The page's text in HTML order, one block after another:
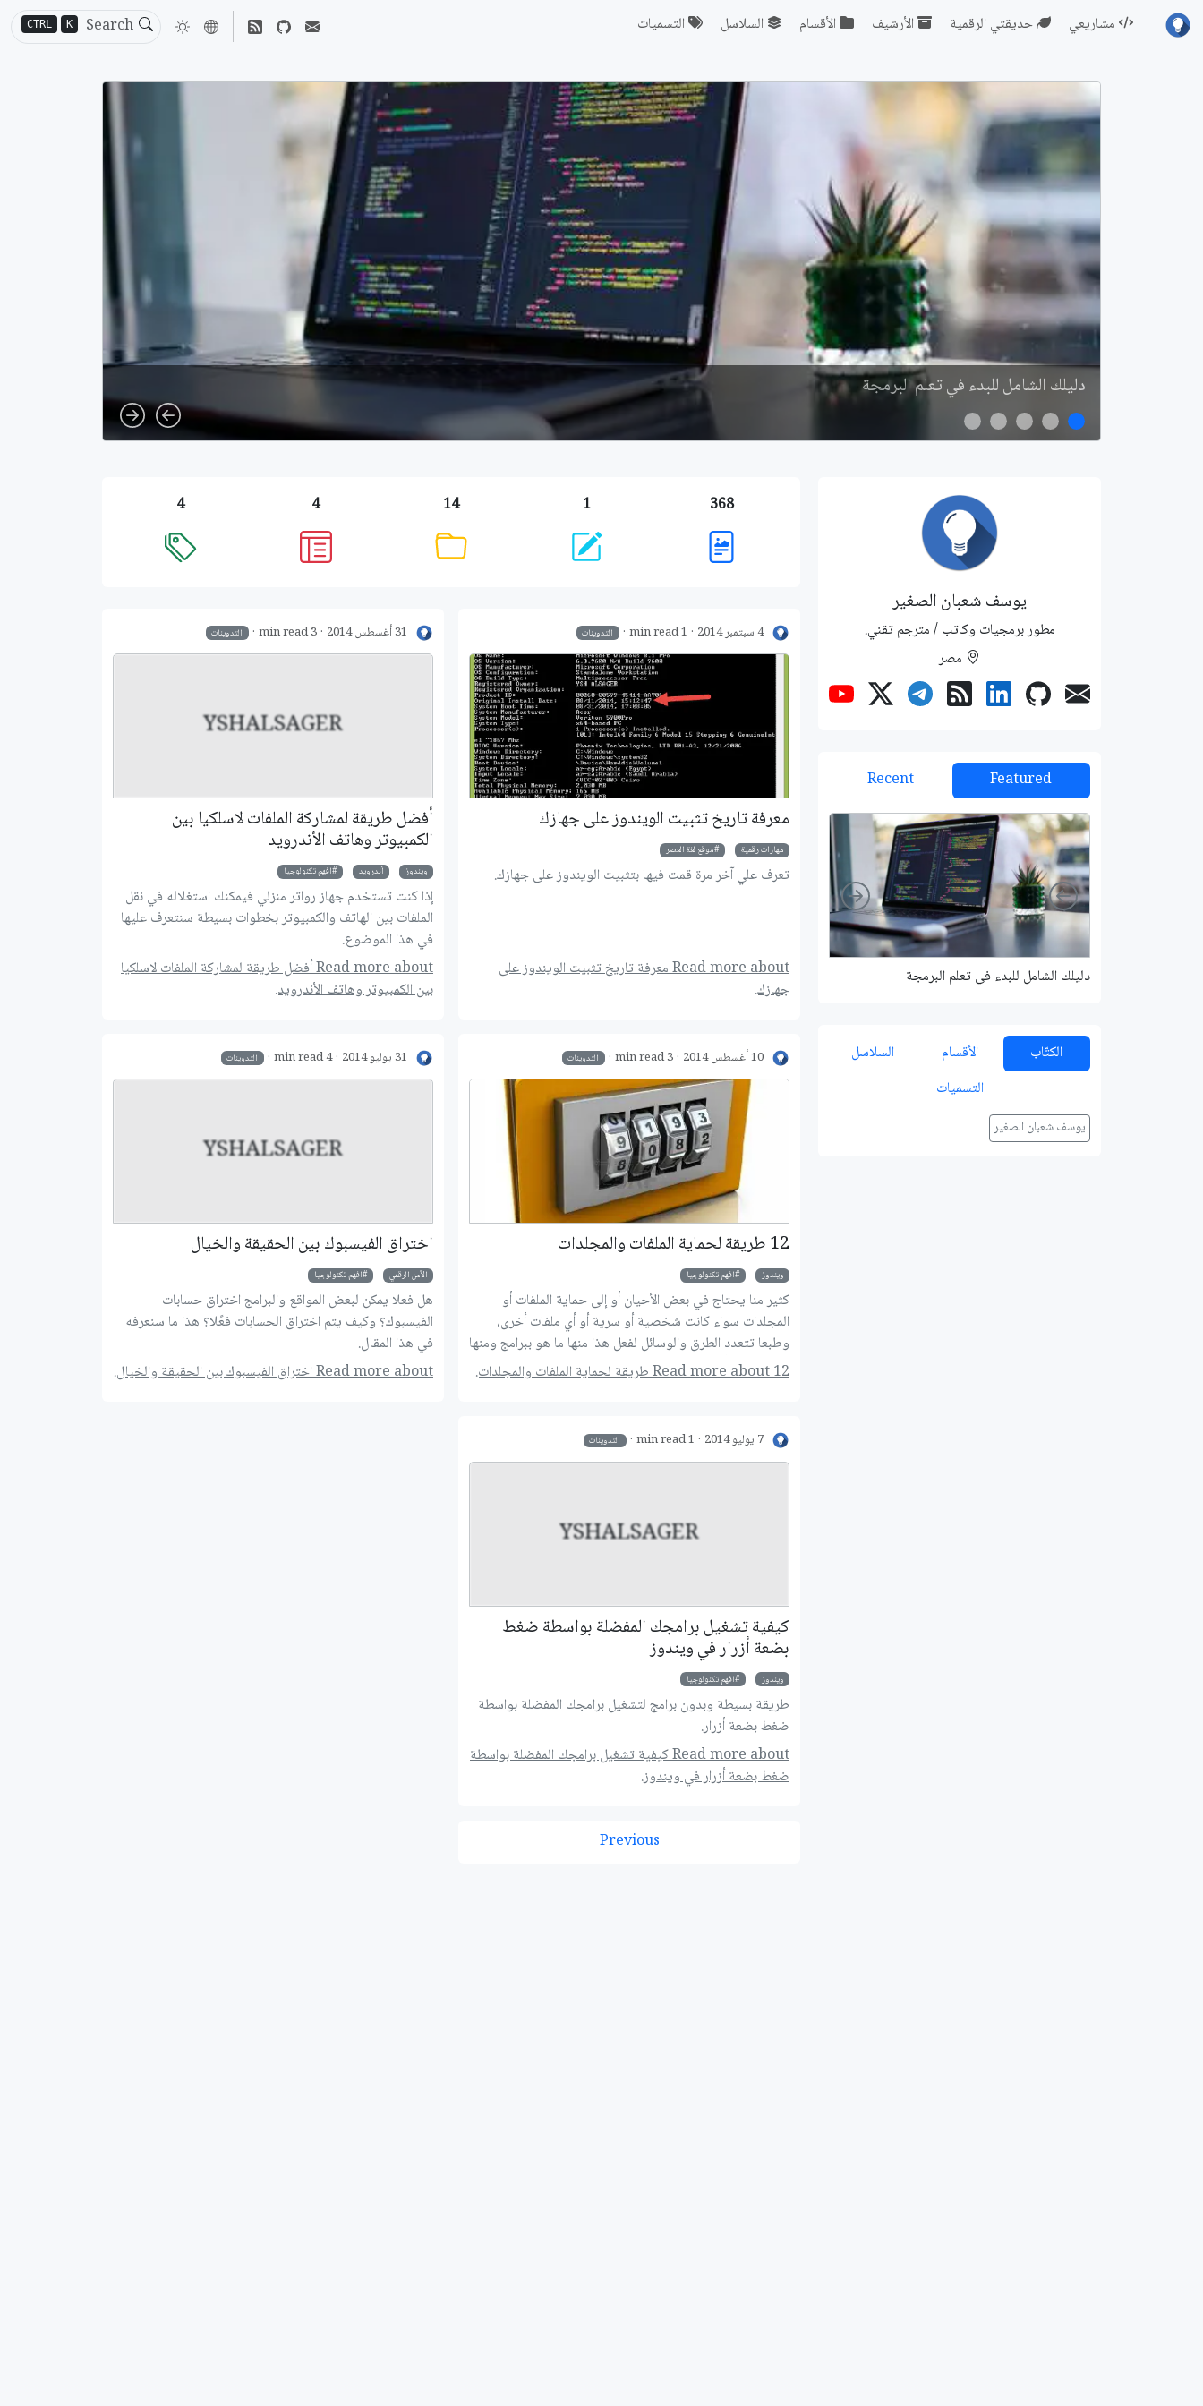
CTRL K مشاريعي حديقتي الرقمية الأرشيف الأقسام السلاسل التسميات
دليلك الشامل للبدء في تعلم البرمجة
Previous
Next
368
1
14
4
4
4 سبتمبر 2014 1 min read التدوينات
معرفة تاريخ تثبيت الويندوز على جهازك
مهارات رقمية موقع لغة العصر
تعرف علي آخر مرة قمت فيها بتثبيت الويندوز على جهازك.
Read more about معرفة تاريخ تثبيت الويندوز على
جهازك.
31 أغسطس 2014 3 min read التدوينات
YSHALSAGER
أفضل طريقة لمشاركة الملفات لاسلكيا بين
الكمبيوتر وهاتف الأندرويد
ويندوز أندرويد افهم تكنولوجيا
إذا كنت تستخدم جهاز رواتر منزلي فيمكنك استغلاله في نقل
الملفات بين الهاتف والكمبيوتر بخطوات بسيطة سنتعرف عليها
في هذا الموضوع.
Read more about أفضل طريقة لمشاركة الملفات لاسلكيا
بين الكمبيوتر وهاتف الأندرويد.
10 أغسطس 2014 3 min read التدوينات
12 طريقة لحماية الملفات والمجلدات
ويندوز افهم تكنولوجيا
كثير منا يحتاج في بعض الأحيان أو إلى حماية الملفات أو
المجلدات سواء كانت شخصية أو سرية أو أي ملفات أخرى،
وطبعا تتعدد الطرق والوسائل لفعل هذا منها ما هو ببرامج ومنها
بدون برامج. أقدم لكم اليوم 12 طريقة لحماية الملفات
والمجلدات حيث تعتبر هذه الطرق من أبسط وأسهل الطرق التي
Read more about 12 طريقة لحماية الملفات والمجلدات.
31 يوليو 2014 4 min read التدوينات
YSHALSAGER
اختراق الفيسبوك بين الحقيقة والخيال
اﻷمن الرقمي افهم تكنولوجيا
هل فعلا يمكن لبعض المواقع والبرامج اختراق حسابات
الفيسبوك؟ وكيف يتم اختراق الحسابات فعًلا؟ هذا ما سنعرفه
في هذا المقال.
Read more about اختراق الفيسبوك بين الحقيقة والخيال.
7 يوليو 2014 1 min read التدوينات
YSHALSAGER
كيفية تشغيل برامجك المفضلة بواسطة ضغط
بضعة أزرار في ويندوز
ويندوز افهم تكنولوجيا
طريقة بسيطة وبدون برامج لتشغيل برامجك المفضلة بواسطة
ضغط بضعة أزرار.
Read more about كيفية تشغيل برامجك المفضلة بواسطة
ضغط بضعة أزرار في ويندوز.
Previous
يوسف شعبان الصغير
مطور برمجيات وكاتب / مترجم تقني.
مصر
Featured
Recent
دليلك الشامل للبدء في تعلم البرمجة شرح مُفصّل لـ بوت «مُجدوِل العلم» - إنما السيلُ اجتماع النقطمهارات البحث على اﻹنترنت لطلاب العلم
Left
Right
الكتّاب الأقسام
السلاسل
التسميات
يوسف شعبان الصغير